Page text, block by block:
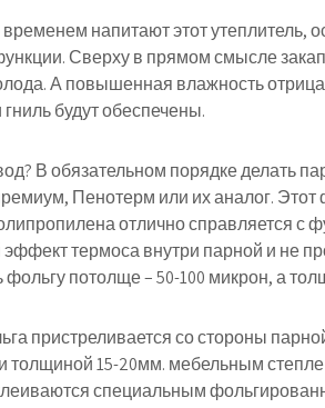
напитают этот утеплитель,
Сверху в прямом смысле
А повышенная влажность
будут обеспечены.
В обязательном порядке делать
Пенотерм или их аналог.
отлично справляется с
термоса внутри парной и не
фольгу потолще – 50-100 микрон, а
пристреливается со стороны
толщиной 15-20мм. мебельным
специальным